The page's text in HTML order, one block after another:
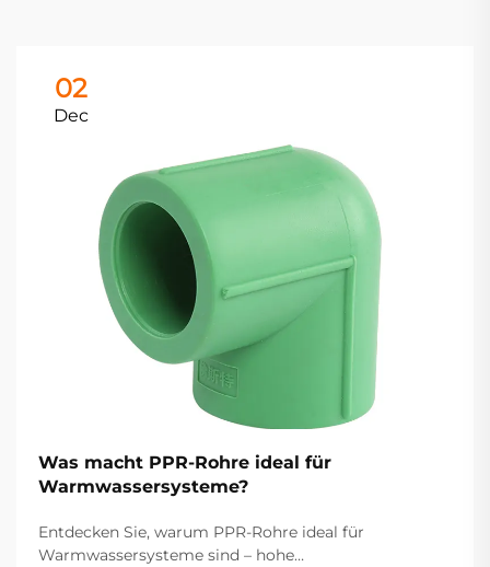
02
Dec
Was macht PPR-Rohre ideal für
Warmwassersysteme?
Entdecken Sie, warum PPR-Rohre ideal für
Warmwassersysteme sind – hohe